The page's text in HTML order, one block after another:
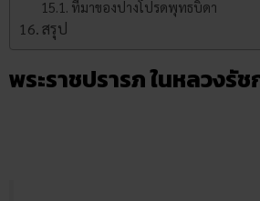
ที่มาของปางโปรดพุทธบิดา
สรุป
พระราชปรารภ ในหลวงรั